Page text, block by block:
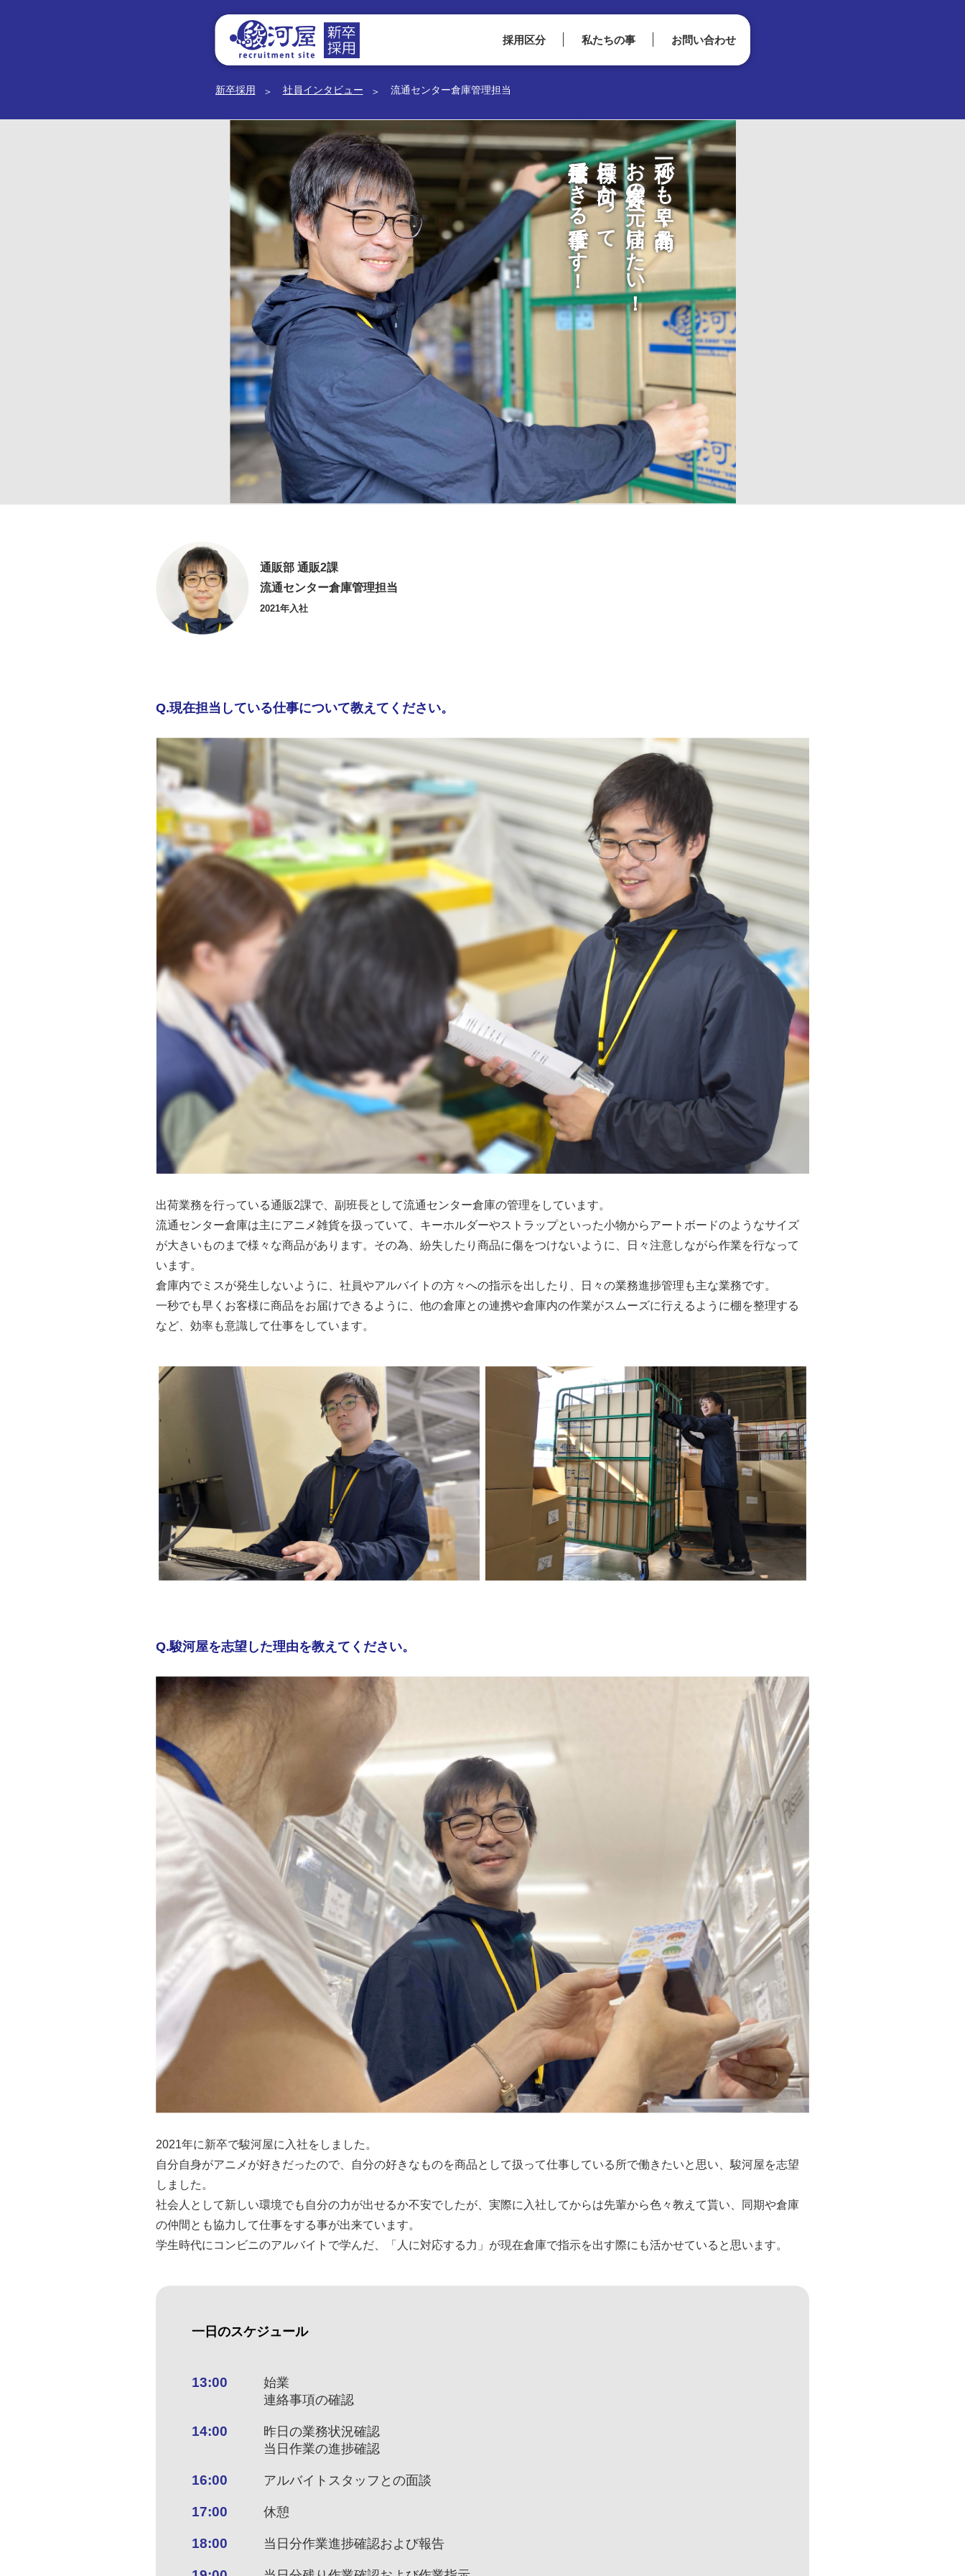
採用区分
幹
総合職 一般職
私たちの事
駿河屋の風土 CEOメッセージ
総務人事部長メッセー
店舗部副部長メッ
セージ
社員インタビュー 福利厚生 よくある質問
駿河屋静岡寮 静岡市ってこんな街
お問い合わせ
新卒採用 社員インタビュー 流通センター倉庫管理担当
毎日成長できる仕事です！目標に向かってお客様の元へ届けたい！一秒でも早く商品を
通販部 通販2課
流通センター倉庫管理担当
2021年入社
Q.現在担当している仕事について教えてください。
出荷業務を行っている通販2課で、副班長として流通センター倉庫の管理をしています。
流通センター倉庫は主にアニメ雑貨を扱っていて、キーホルダーやストラップといった小物からアートボードのようなサイズ
が大きいものまで様々な商品があります。その為、紛失したり商品に傷をつけないように、日々注意しながら作業を行なって
います。
倉庫内でミスが発生しないように、社員やアルバイトの方々への指示を出したり、日々の業務進捗管理も主な業務です。
一秒でも早くお客様に商品をお届けできるように、他の倉庫との連携や倉庫内の作業がスムーズに行えるように棚を整理する
など、効率も意識して仕事をしています。
Q.駿河屋を志望した理由を教えてください。
2021年に新卒で駿河屋に入社をしました。
自分自身がアニメが好きだったので、自分の好きなものを商品として扱って仕事している所で働きたいと思い、駿河屋を志望
しました。
社会人として新しい環境でも自分の力が出せるか不安でしたが、実際に入社してからは先輩から色々教えて貰い、同期や倉庫
の仲間とも協力して仕事をする事が出来ています。
学生時代にコンビニのアルバイトで学んだ、「人に対応する力」が現在倉庫で指示を出す際にも活かせていると思います。
一日のスケジュール
13:00
始業
連絡事項の確認
14:00
昨日の業務状況確認
当日作業の進捗確認
16:00 アルバイトスタッフとの面談
17:00 休憩
18:00 当日分作業進捗確認および報告